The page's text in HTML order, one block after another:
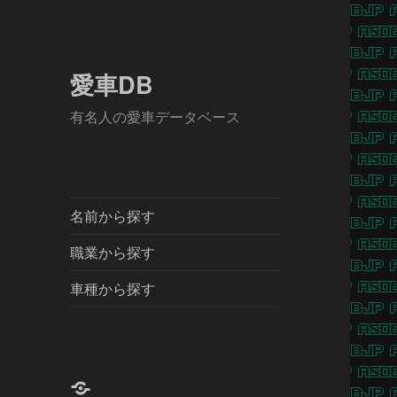
愛車DB
有名人の愛車データベース
名前から探す
職業から探す
車種から探す
X